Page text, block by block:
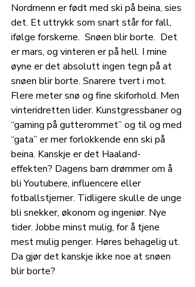
Nordmenn er født med ski på beina, sies
det. Et uttrykk som snart står for fall,
ifølge forskerne.  Snøen blir borte.  Det
er mars, og vinteren er på hell. I mine
øyne er det absolutt ingen tegn på at
snøen blir borte. Snarere tvert i mot.
Flere meter snø og fine skiforhold. Men
vinteridretten lider. Kunstgressbaner og
“gaming på gutterommet” og til og med
“gata” er mer forlokkende enn ski på
beina. Kanskje er det Haaland-
effekten? Dagens barn drømmer om å
bli Youtubere, influencere eller
fotballstjerner. Tidligere skulle de unge
bli snekker, økonom og ingeniør. Nye
tider. Jobbe minst mulig, for å tjene
mest mulig penger. Høres behagelig ut.
Da gjør det kanskje ikke noe at snøen
blir borte?